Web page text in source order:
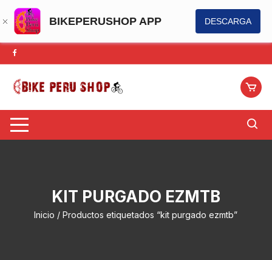
BIKEPERUSHOP APP DESCARGA
Saltar
al
contenido
KIT PURGADO EZMTB
Inicio / Productos etiquetados “kit purgado ezmtb”